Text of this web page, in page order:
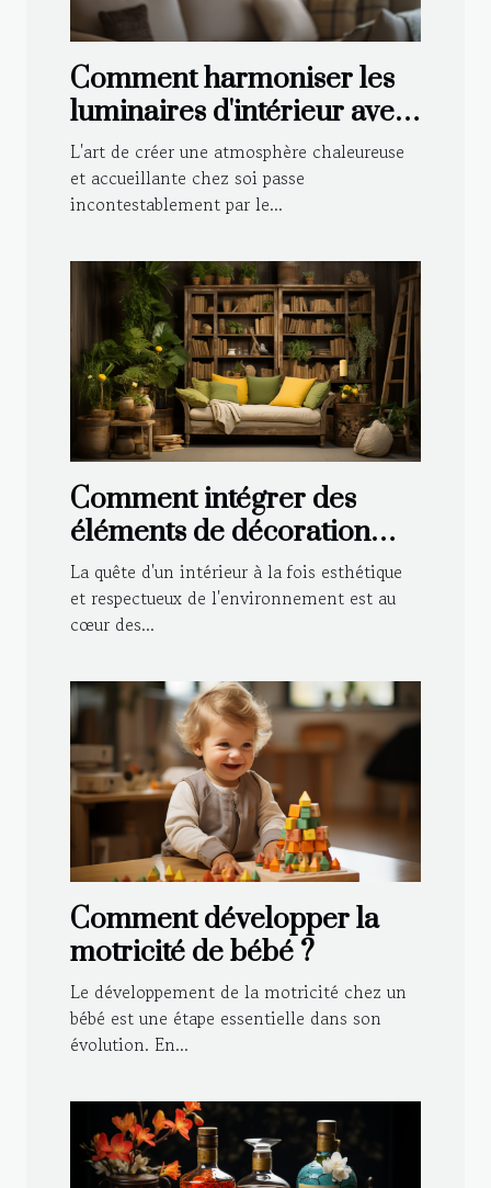
Comment harmoniser les
luminaires d'intérieur avec
votre décoration
L'art de créer une atmosphère chaleureuse
et accueillante chez soi passe
incontestablement par le...
Comment intégrer des
éléments de décoration
durable dans le style
traditionnel de votre
maison
La quête d'un intérieur à la fois esthétique
et respectueux de l'environnement est au
cœur des...
Comment développer la
motricité de bébé ?
Le développement de la motricité chez un
bébé est une étape essentielle dans son
évolution. En...